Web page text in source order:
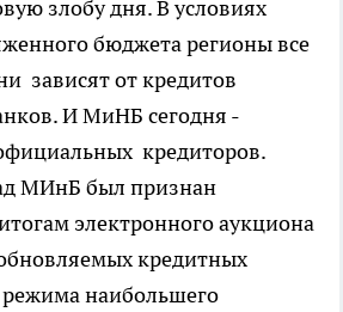
злобу дня. В условиях
бюджета регионы все
зависят от кредитов
И МиНБ сегодня -
кредиторов.
МИнБ был признан
электронного аукциона
кредитных
наибольшего